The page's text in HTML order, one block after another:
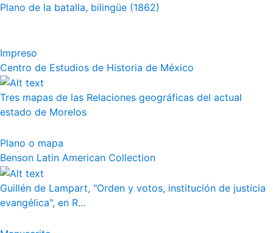
Plano de la batalla, bilingüe (1862)
Impreso
Centro de Estudios de Historia de México
Tres mapas de las Relaciones geográficas del actual
estado de Morelos
Plano o mapa
Benson Latin American Collection
Guillén de Lampart, "Orden y votos, institución de justicia
evangélica", en R...